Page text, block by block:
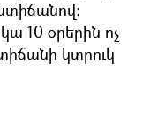
10 օրերին ոչ
կտրուկ